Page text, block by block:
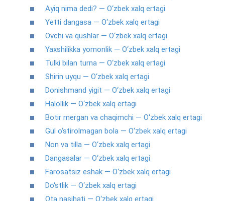
Ayiq nima dedi? — O‘zbek xalq ertagi
Yetti dangasa — O‘zbek xalq ertagi
Ovchi va qushlar — O‘zbek xalq ertagi
Yaxshilikka yomonlik — O‘zbek xalq ertagi
Tulki bilan turna — O‘zbek xalq ertagi
Shirin uyqu — O‘zbek xalq ertagi
Donishmand yigit — O‘zbek xalq ertagi
Halollik — O‘zbek xalq ertagi
Botir mergan va chaqimchi — O‘zbek xalq ertagi
Gul o‘stirolmagan bola — O‘zbek xalq ertagi
Non va tilla — O‘zbek xalq ertagi
Dangasalar — O‘zbek xalq ertagi
Farosatsiz eshak — O‘zbek xalq ertagi
Do‘stlik — O‘zbek xalq ertagi
Ota nasihati — O‘zbek xalq ertagi